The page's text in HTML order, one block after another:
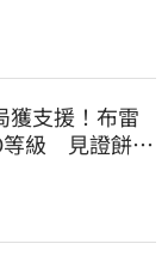
獲支援！布雷
等級 見證餅總